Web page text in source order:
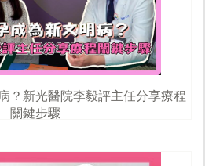
？新光醫院李毅評主任分享療程
關鍵步驟